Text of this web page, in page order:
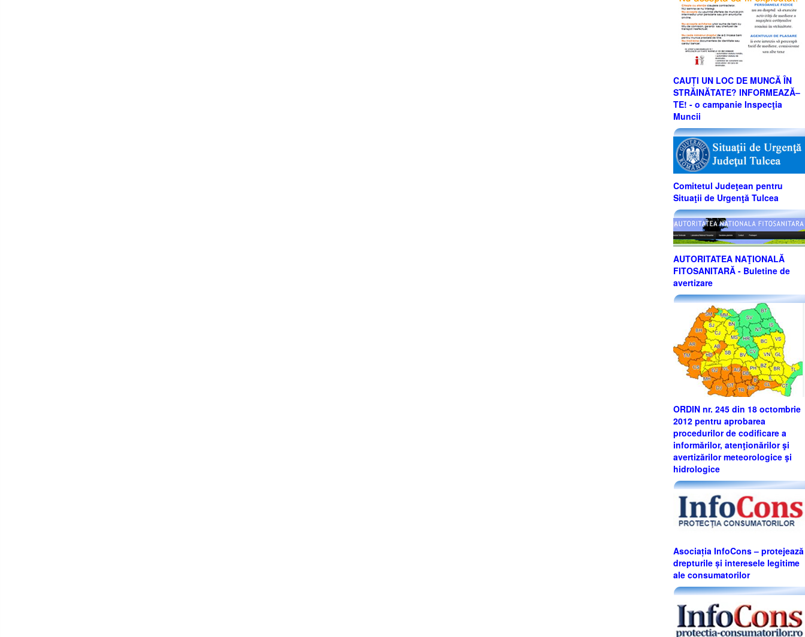
CAUȚI UN LOC DE MUNCĂ ÎN
STRĂINĂTATE? INFORMEAZĂ–
TE! - o campanie Inspecţia
Muncii
Comitetul Judeţean pentru
Situaţii de Urgenţă Tulcea
AUTORITATEA NAŢIONALĂ
FITOSANITARĂ - Buletine de
avertizare
ORDIN nr. 245 din 18 octombrie
2012 pentru aprobarea
procedurilor de codificare a
informărilor, atenţionărilor şi
avertizărilor meteorologice şi
hidrologice
Asociația InfoCons – protejează
drepturile și interesele legitime
ale consumatorilor